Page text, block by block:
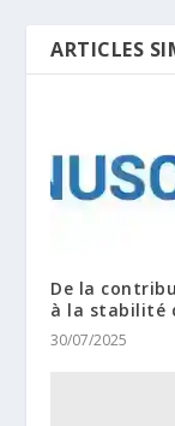
ARTICLES
De la
à la stabilité
30/07/2025